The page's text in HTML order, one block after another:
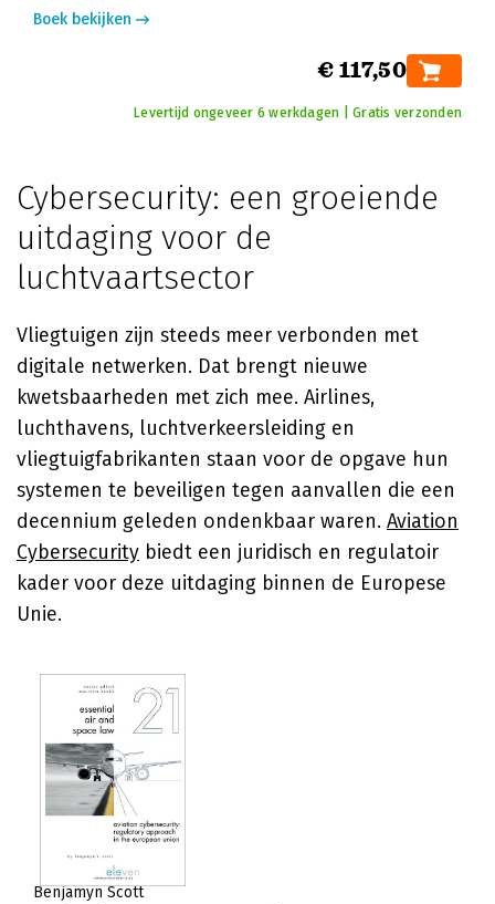
Boek bekijken
€ 117,50
Levertijd ongeveer 6 werkdagen | Gratis verzonden
Cybersecurity: een groeiende
uitdaging voor de
luchtvaartsector
Vliegtuigen zijn steeds meer verbonden met
digitale netwerken. Dat brengt nieuwe
kwetsbaarheden met zich mee. Airlines,
luchthavens, luchtverkeersleiding en
vliegtuigfabrikanten staan voor de opgave hun
systemen te beveiligen tegen aanvallen die een
decennium geleden ondenkbaar waren. Aviation
Cybersecurity biedt een juridisch en regulatoir
kader voor deze uitdaging binnen de Europese
Unie.
Benjamyn Scott